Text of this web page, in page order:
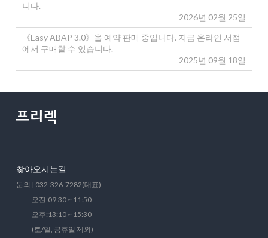
니다.
2026년 02월 25일
《Easy ABAP 3.0》을 예약 판매 중입니다. 지금 온라인 서점
에서 구매할 수 있습니다.
2025년 09월 18일
찾아오시는길
문의 | 032-326-7282(대표)
오전:09:30 ~ 11:50
오후:13:10 ~ 15:30
(토/일, 공휴일 제외)